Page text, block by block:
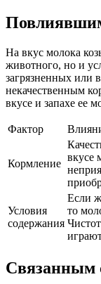
На вкус молока
животного, но и
загрязненных или
некачественным
вкусе и запахе ее
Фактор
Кормление
вкусе
Условия
содержания
Если
то
Связанным